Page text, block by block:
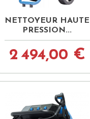
Aperçu rapide
NETTOYEUR HAUTE
PRESSION...
2 494,00 €